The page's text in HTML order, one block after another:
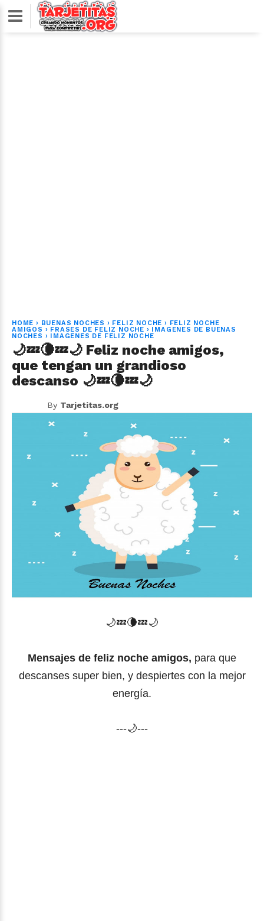
HOME › BUENAS NOCHES › FELIZ NOCHE › FELIZ NOCHE
AMIGOS › FRASES DE FELIZ NOCHE ›
IMAGENES DE BUENAS
NOCHES › IMAGENES DE FELIZ NOCHE
🌙💤🌘💤🌙 Feliz noche amigos,
que tengan un grandioso
descanso 🌙💤🌘💤🌙
By Tarjetitas.org
🌙💤🌘💤🌙
Mensajes de feliz noche amigos, para que
descanses super bien, y despiertes con la mejor
energía.
---🌙---